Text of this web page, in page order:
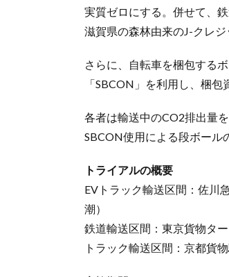
実質ゼロにする。併せて、
滋賀県の森林由来のJ-クレジ
さらに、自転車を梱包する
「SBCON」を利用し、梱
各者は輸送中のCO2排出量
SBCON使用による段ボール
トライアルの概要
EVトラック輸送区間：佐川
潮）
鉄道輸送区間：東京貨物タ
トラック輸送区間：京都貨